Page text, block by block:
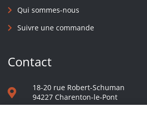
Qui sommes-nous
Suivre une commande
Contact
18-20 rue Robert-Schuman
94227 Charenton-le-Pont